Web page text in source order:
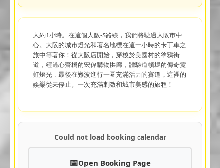
大約1小時。在這個大阪-S路線，我們將駛過大阪市中
心。大阪的城市燈光和著名地標在這一小時的卡丁車之
旅中等著你！從大阪店開始，穿梭於美國村的塗鴉街
道，經過心齋橋的宏偉購物拱廊，體驗道頓堀的傳奇霓
虹燈光，最後在難波進行一圈充滿活力的賽道，這裡的
娛樂從未停止。一次充滿刺激和城市美感的旅程！
Could not load booking calendar
Open Booking Page